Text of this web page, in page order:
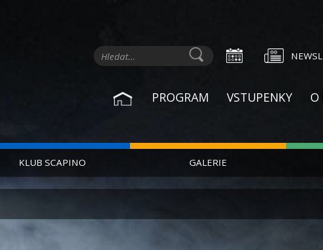
PROGRAM VSTUPENKY O
KLUB SCAPINO GALERIE